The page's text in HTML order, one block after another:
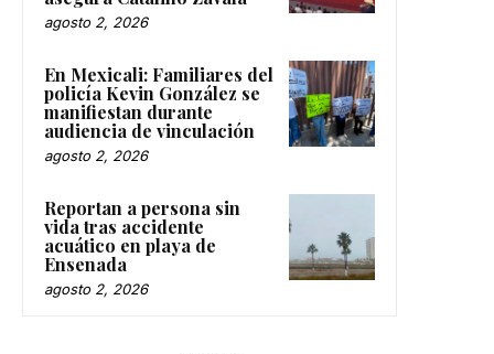
agosto 2, 2026
En Mexicali: Familiares del
policía Kevin González se
manifiestan durante
audiencia de vinculación
agosto 2, 2026
Reportan a persona sin
vida tras accidente
acuático en playa de
Ensenada
agosto 2, 2026